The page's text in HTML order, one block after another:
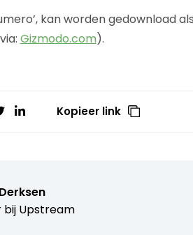
kan worden gedownload
Gizmodo.com).
Kopieer link
bij Upstream